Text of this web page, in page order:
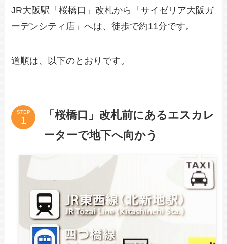
JR大阪駅「桜橋口」改札から「サイゼリア大阪ガ
ーデンシティ店」へは、徒歩で約11分です。
道順は、以下のとおりです。
STEP
「桜橋口」改札前にあるエスカレ
ーターで地下へ向かう